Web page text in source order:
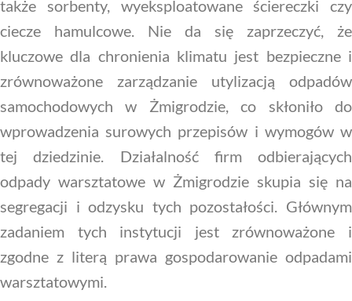
także sorbenty, wyeksploatowane ściereczki czy
ciecze hamulcowe. Nie da się zaprzeczyć, że
kluczowe dla chronienia klimatu jest bezpieczne i
zrównoważone zarządzanie utylizacją odpadów
samochodowych w Żmigrodzie, co skłoniło do
wprowadzenia surowych przepisów i wymogów w
tej dziedzinie. Działalność firm odbierających
odpady warsztatowe w Żmigrodzie skupia się na
segregacji i odzysku tych pozostałości. Głównym
zadaniem tych instytucji jest zrównoważone i
zgodne z literą prawa gospodarowanie odpadami
warsztatowymi.